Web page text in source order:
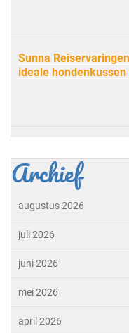
Sunna Reiservaringen
ideale
Archief
augustus 2026
juli 2026
juni 2026
mei 2026
april 2026